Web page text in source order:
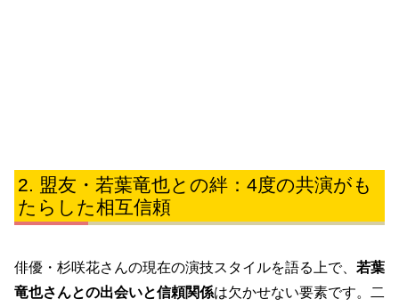
盟友・若葉竜也との絆：4度の共演がも
たらした相互信頼
俳優・杉咲花さんの現在の演技スタイルを語る上で、 若葉
竜也さんとの出会いと信頼関係は欠かせない要素です。二